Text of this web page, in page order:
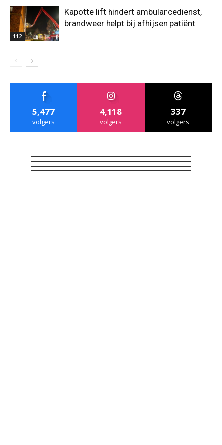
112
Kapotte lift hindert ambulancedienst,
brandweer helpt bij afhijsen patiënt
5,477
volgers
4,118
volgers
337
volgers